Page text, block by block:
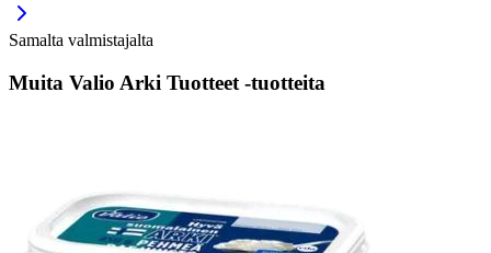
Samalta valmistajalta
Muita Valio Arki Tuotteet -tuotteita